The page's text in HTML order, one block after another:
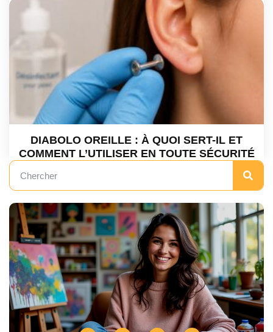
DIABOLO OREILLE : À QUOI SERT-IL ET
COMMENT L’UTILISER EN TOUTE SÉCURITÉ